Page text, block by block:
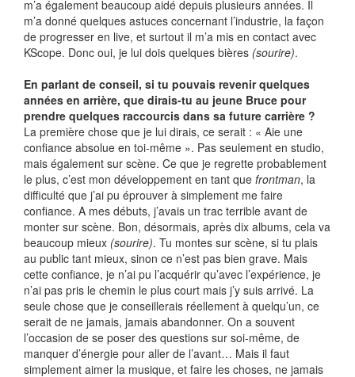
m’a également beaucoup aidé depuis plusieurs années. Il
m’a donné quelques astuces concernant l’industrie, la façon
de progresser en live, et surtout il m’a mis en contact avec
KScope. Donc oui, je lui dois quelques bières (sourire).
En parlant de conseil, si tu pouvais revenir quelques
années en arrière, que dirais-tu au jeune Bruce pour
prendre quelques raccourcis dans sa future carrière ?
La première chose que je lui dirais, ce serait : « Aie une
confiance absolue en toi-même ». Pas seulement en studio,
mais également sur scène. Ce que je regrette probablement
le plus, c’est mon développement en tant que frontman, la
difficulté que j’ai pu éprouver à simplement me faire
confiance. A mes débuts, j’avais un trac terrible avant de
monter sur scène. Bon, désormais, après dix albums, cela va
beaucoup mieux (sourire). Tu montes sur scène, si tu plais
au public tant mieux, sinon ce n’est pas bien grave. Mais
cette confiance, je n’ai pu l’acquérir qu’avec l’expérience, je
n’ai pas pris le chemin le plus court mais j’y suis arrivé. La
seule chose que je conseillerais réellement à quelqu’un, ce
serait de ne jamais, jamais abandonner. On a souvent
l’occasion de se poser des questions sur soi-même, de
manquer d’énergie pour aller de l’avant… Mais il faut
simplement aimer la musique, et faire les choses, ne jamais